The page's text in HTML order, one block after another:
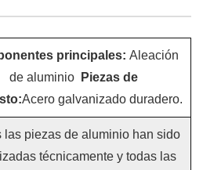
principales: Aleación
de aluminio
Piezas de
Acero galvanizado duradero.
las piezas de aluminio han sido
técnicamente y todas las